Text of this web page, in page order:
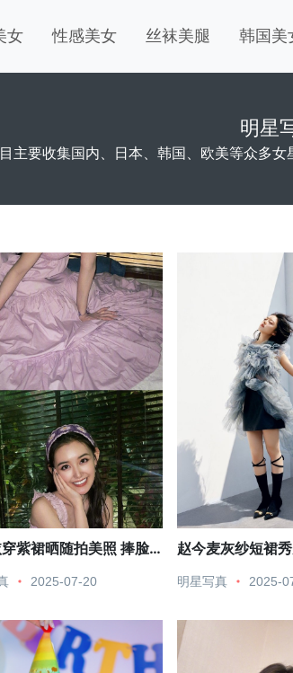
女 性感美女 丝袜美腿 韩国美
明星
主要收集国内、日本、韩国、欧美等众多
紫裙晒随拍美照 捧脸
2025-07-20
赵今麦灰纱短裙
明星写真 2025-